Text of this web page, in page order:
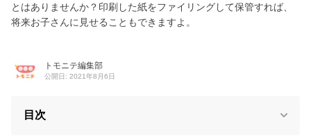
とはありませんか？印刷した紙をファイリングして保管すれば、
将来お子さんに見せることもできますよ。
トモニテ編集部
公開日: 2021年8月6日
目次